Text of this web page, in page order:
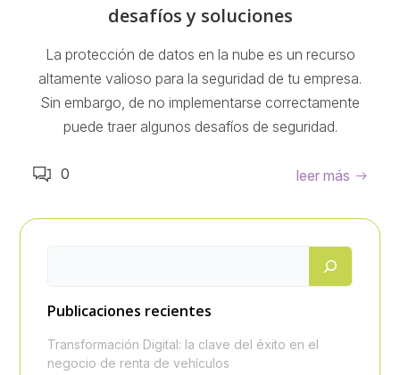
desafíos y soluciones
La protección de datos en la nube es un recurso
altamente valioso para la seguridad de tu empresa.
Sin embargo, de no implementarse correctamente
puede traer algunos desafíos de seguridad.
0 leer más
Publicaciones recientes
Transformación Digital: la clave del éxito en el
negocio de renta de vehículos